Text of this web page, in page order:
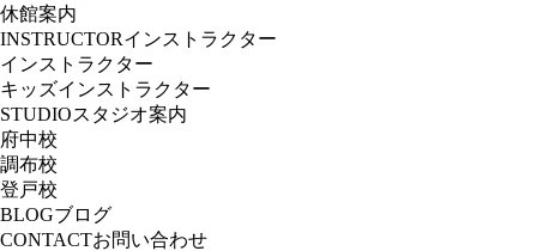
休館案内
INSTRUCTORインストラクター
インストラクター
キッズインストラクター
STUDIOスタジオ案内
府中校
調布校
登戸校
BLOGブログ
CONTACTお問い合わせ